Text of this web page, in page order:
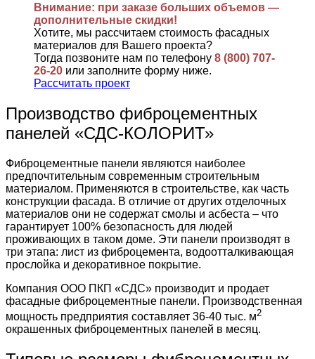
Внимание: при заказе больших объемов —
дополнительные скидки!
Хотите, мы рассчитаем стоимость фасадных
материалов для Вашего проекта?
Тогда позвоните нам по телефону 8 (800) 707-
26-20 или заполните форму ниже.
Рассчитать проект
Производство фиброцементных
панелей «СДС-КОЛОРИТ»
Фиброцементные панели являются наиболее
предпочтительным современным строительным
материалом. Применяются в строительстве, как часть
конструкции фасада. В отличие от других отделочных
материалов они не содержат смолы и асбеста – что
гарантирует 100% безопасность для людей
проживающих в таком доме. Эти панели производят в
три этапа: лист из фиброцемента, водоотталкивающая
прослойка и декоративное покрытие.
Компания ООО ПКП «СДС» производит и продает
фасадные фиброцементные панели. Производственная
мощность предприятия составляет 36-40 тыс. м2
окрашенных фиброцементных панелей в месяц.